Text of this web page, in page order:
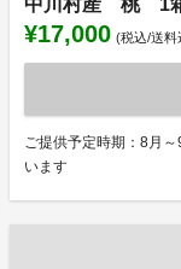
中川村産 桃 1箱
¥17,000 (税込/送料
ご提供予定時期：8月
います